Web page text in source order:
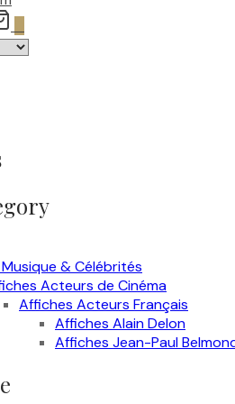
Musique & Célébrités
Acteurs de Cinéma
Affiches Acteurs Français
Affiches Alain Delon
Affiches Jean-Paul